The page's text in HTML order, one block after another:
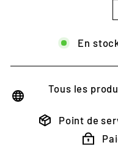
En
Tous les
Point de